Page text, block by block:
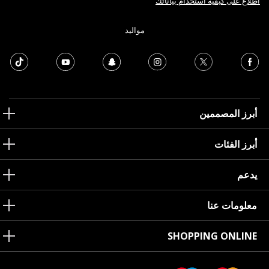
مواليد
أبرز المصممين
أبرز الفئات
يدعم
معلومات عنا
SHOPPING ONLINE